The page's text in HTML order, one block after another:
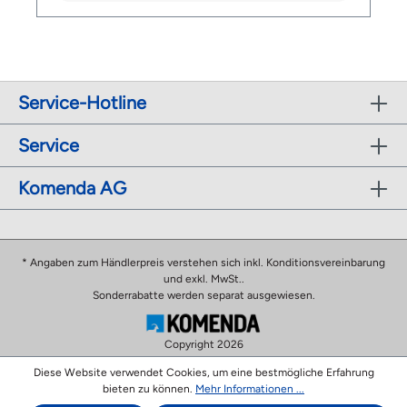
360° Verstellsystem zwei Thermoplastische
MTB Helm mit MIPS
Service-Hotline
Service
Komenda AG
* Angaben zum Händlerpreis verstehen sich inkl. Konditionsvereinbarung
und exkl. MwSt..
Sonderrabatte werden separat ausgewiesen.
Copyright 2026
Diese Website verwendet Cookies, um eine bestmögliche Erfahrung
bieten zu können. Mehr Informationen ...